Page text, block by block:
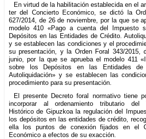
En virtud de la habilitación establecida en el
ter del Concierto Económico, se dictó la
627/2014, de 26 de noviembre, por la que se
modelo 410 «Pago a cuenta del Impuesto
Depósitos en las Entidades de Crédito.
y se establecen las condiciones y el
su presentación, y la Orden Foral 343/2015,
junio, por la que se aprueba el modelo 411
sobre los Depósitos en las Entidades de
Autoliquidación» y se establecen las
procedimiento para su presentación.
El presente Decreto foral normativo tiene
incorporar al ordenamiento tributario del
Histórico de Gipuzkoa la regulación del
los depósitos en las entidades de crédito,
ella los puntos de conexión fijados en el
Económico a efectos de su exacción.